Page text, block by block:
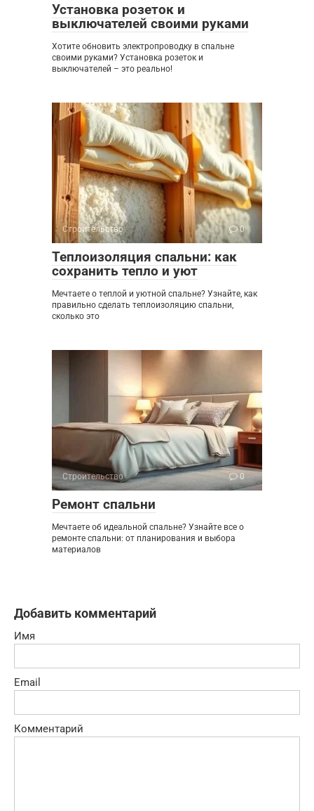
Установка розеток и
выключателей своими руками
Хотите обновить электропроводку в спальне
своими руками? Установка розеток и
выключателей – это реально!
Строительство 0
Теплоизоляция спальни: как
сохранить тепло и уют
Мечтаете о теплой и уютной спальне? Узнайте, как
правильно сделать теплоизоляцию спальни,
сколько это
Строительство 0
Ремонт спальни
Мечтаете об идеальной спальне? Узнайте все о
ремонте спальни: от планирования и выбора
материалов
Добавить комментарий
Имя
Email
Комментарий